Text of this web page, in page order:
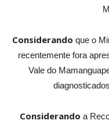
Considerando que o
recentemente fora
Vale do
Considerando a